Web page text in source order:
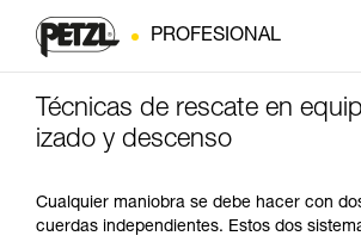
PROFESIONAL
Técnicas de rescate en
izado y descenso
Cualquier maniobra se debe hacer con
cuerdas independientes. Estos dos